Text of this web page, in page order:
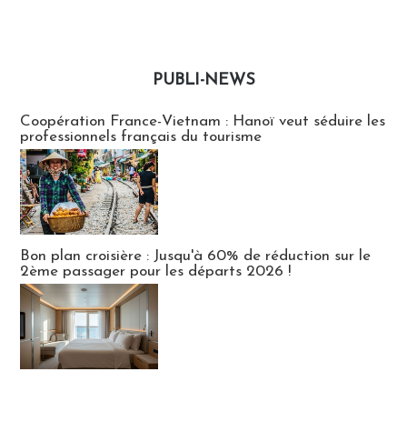
PUBLI-NEWS
Coopération France-Vietnam : Hanoï veut séduire les
professionnels français du tourisme
Bon plan croisière : Jusqu'à 60% de réduction sur le
2ème passager pour les départs 2026 !